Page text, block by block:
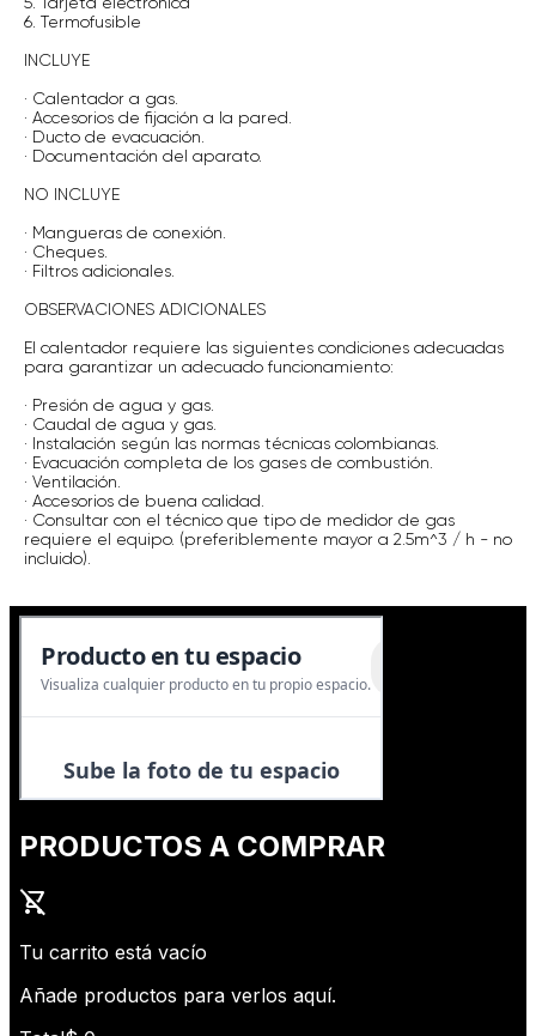
6. Termofusible
INCLUYE
· Calentador a gas.
· Accesorios de fijación a la pared.
· Ducto de evacuación.
· Documentación del aparato.
NO INCLUYE
· Mangueras de conexión.
· Cheques.
· Filtros adicionales.
OBSERVACIONES ADICIONALES
El calentador requiere las siguientes condiciones adecuadas
para garantizar un adecuado funcionamiento:
· Presión de agua y gas.
· Caudal de agua y gas.
· Instalación según las normas técnicas colombianas.
· Evacuación completa de los gases de combustión.
· Ventilación.
· Accesorios de buena calidad.
· Consultar con el técnico que tipo de medidor de gas
requiere el equipo. (preferiblemente mayor a 2.5m^3 / h - no
incluido).